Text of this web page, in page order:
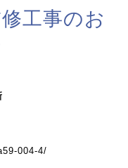
工事のお
004-4/